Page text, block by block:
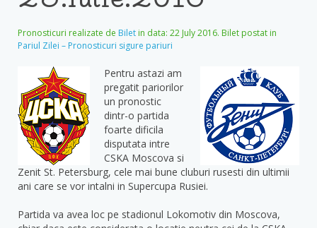
Pronosticuri realizate de Bilet in data: 22 July 2016. Bilet postat in
Pariul Zilei – Pronosticuri sigure pariuri
Pentru astazi am
pregatit pariorilor
un pronostic
dintr-o partida
foarte dificila
disputata intre
CSKA Moscova si
Zenit St. Petersburg, cele mai bune cluburi rusesti din ultimii
ani care se vor intalni in Supercupa Rusiei.
Partida va avea loc pe stadionul Lokomotiv din Moscova,